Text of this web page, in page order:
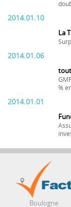
2014.01.10
La
2014.01.06
%
2014.01.01
Boulogne